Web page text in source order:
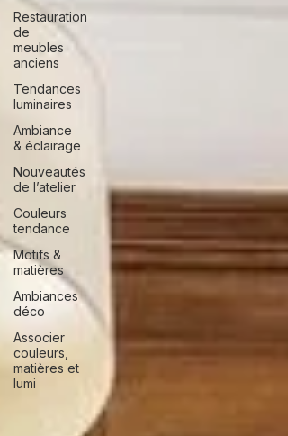
Restauration
de
meubles
anciens
Tendances
luminaires
Ambiance
& éclairage
Nouveautés
de l’atelier
Couleurs
tendance
Motifs &
matières
Ambiances
déco
Associer
couleurs,
matières et
lumi